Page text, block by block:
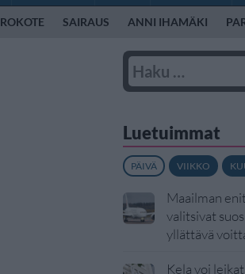
ROKOTE SAIRAUS ANNI IHAMÄKI
Luetuimmat
PÄIVÄ VIIKKO
Maailman
valitsivat
yllättävä
Kela voi